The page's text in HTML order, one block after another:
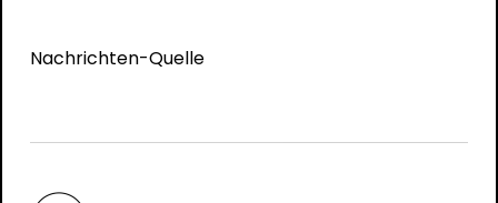
Nachrichten-Quelle